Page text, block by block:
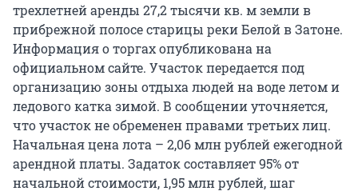
трехлетней аренды 27,2 тысячи кв. м земли в
прибрежной полосе старицы реки Белой в Затоне.
Информация о торгах опубликована на
официальном сайте. Участок передается под
организацию зоны отдыха людей на воде летом и
ледового катка зимой. В сообщении уточняется,
что участок не обременен правами третьих лиц.
Начальная цена лота – 2,06 млн рублей ежегодной
арендной платы. Задаток составляет 95% от
начальной стоимости, 1,95 млн рублей, шаг